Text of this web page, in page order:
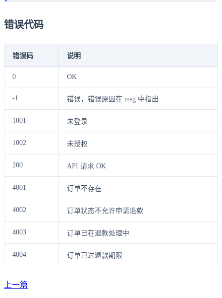
错误代码
错误码 说明
0 OK
-1 错误，错误原因在 msg 中指出
1001 未登录
1002 未授权
200 API 请求 OK
4001 订单不存在
4002 订单状态不允许申请退款
4003 订单已在退款处理中
4004 订单已过退款期限
上一篇